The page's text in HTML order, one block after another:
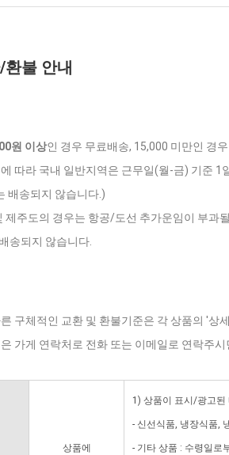
불 안내
원 이상인 경우 무료배송, 15,000 미만인 경
따라 국내 일반지역은 근무일(월-금) 기준
배송되지 않습니다.)
제주도의 경우는 항공/도선 추가운임이 부과
송되지 않습니다.
구체적인 교환 및 환불기준은 각 상품의 '상
가게 연락처로 전화 또는 이메일로 연락주
상품에
1) 상품이 표시/광고된
- 신선식품, 냉장식품,
- 기타 상품 : 수령일로